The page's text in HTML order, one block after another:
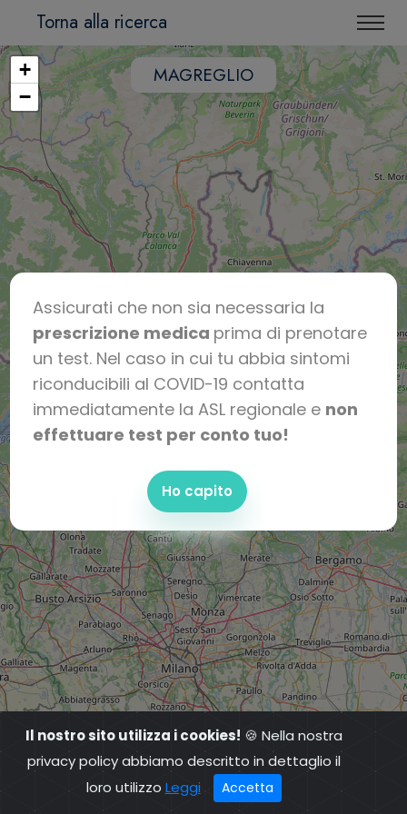
Assicurati che non sia necessaria la
prescrizione medica prima di prenotare
un test. Nel caso in cui tu abbia sintomi
riconducibili al COVID-19 contatta
immediatamente la ASL regionale e non
effettuare test per conto tuo!
Ho capito
Torna alla ricerca
MAGREGLIO
+
−
Il nostro sito utilizza i cookies! 🍪 Nella nostra
privacy policy abbiamo descritto in dettaglio il
loro utilizzo Leggi Accetta